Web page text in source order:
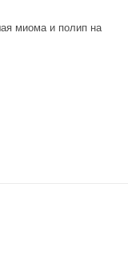
миома и полип на